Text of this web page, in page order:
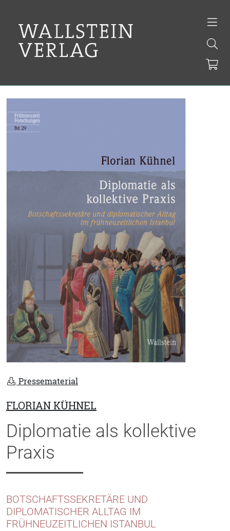
Pressematerial
FLORIAN KÜHNEL
Diplomatie als kollektive
Praxis
BOTSCHAFTSSEKRETÄRE UND
DIPLOMATISCHER ALLTAG IM
FRÜHNEUZEITLICHEN ISTANBUL